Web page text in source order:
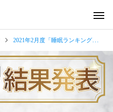
2021年2月度「睡眠ランキング」都道府県ランキング発表